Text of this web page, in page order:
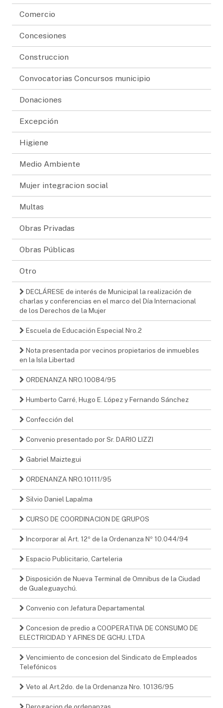
Comercio
Concesiones
Construccion
Convocatorias Concursos municipio
Donaciones
Excepción
Higiene
Medio Ambiente
Mujer integracion social
Multas
Obras Privadas
Obras Públicas
Otro
DECLÁRESE de interés de Municipal la realización de
charlas y conferencias en el marco del Día Internacional
de los Derechos de la Mujer
Escuela de Educación Especial Nro.2
Nota presentada por vecinos propietarios de inmuebles
en la Isla Libertad
ORDENANZA NRO.10084/95
Humberto Carré, Hugo E. López y Fernando Sánchez
Confección del
Convenio presentado por Sr. DARIO LIZZI
Gabriel Maiztegui
ORDENANZA NRO.10111/95
Silvio Daniel Lapalma
CURSO DE COORDINACION DE GRUPOS
Incorporar al Art. 12º de la Ordenanza Nº 10.044/94
Espacio Publicitario, Carteleria
Disposición de Nueva Terminal de Omnibus de la Ciudad
de Gualeguaychú.
Convenio con Jefatura Departamental
Concesion de predio a COOPERATIVA DE CONSUMO DE
ELECTRICIDAD Y AFINES DE GCHU. LTDA
Vencimiento de concesion del Sindicato de Empleados
Telefónicos
Veto al Art.2do. de la Ordenanza Nro. 10136/95
Derogacion de ordenanzas